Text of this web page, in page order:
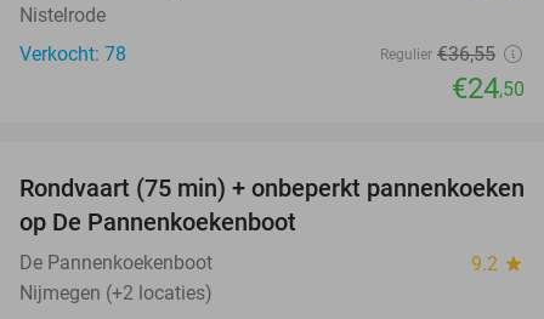
Nistelrode
Verkocht: 78
Regulier €36,55
€24,50
30%
Rondvaart (75 min) + onbeperkt pannenkoeken
op De Pannenkoekenboot
De Pannenkoekenboot 9.2 star
Nijmegen (+2 locaties)